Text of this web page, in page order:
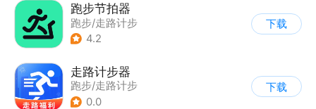
跑步节拍器
跑步/走路计步
4.2
下载
走路计步器
跑步/走路计步
0.0
下载